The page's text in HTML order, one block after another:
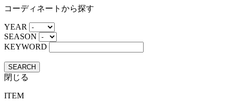
コーディネートから探す
YEAR
SEASON
KEYWORD
SEARCH
閉じる
ITEM